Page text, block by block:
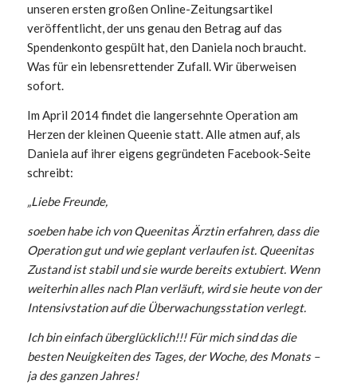
unseren ersten großen Online-Zeitungsartikel
veröffentlicht, der uns genau den Betrag auf das
Spendenkonto gespült hat, den Daniela noch braucht.
Was für ein lebensrettender Zufall. Wir überweisen
sofort.
Im April 2014 findet die langersehnte Operation am
Herzen der kleinen Queenie statt. Alle atmen auf, als
Daniela auf ihrer eigens gegründeten Facebook-Seite
schreibt:
„Liebe Freunde,
soeben habe ich von Queenitas Ärztin erfahren, dass die
Operation gut und wie geplant verlaufen ist. Queenitas
Zustand ist stabil und sie wurde bereits extubiert. Wenn
weiterhin alles nach Plan verläuft, wird sie heute von der
Intensivstation auf die Überwachungsstation verlegt.
Ich bin einfach überglücklich!!! Für mich sind das die
besten Neuigkeiten des Tages, der Woche, des Monats –
ja des ganzen Jahres!